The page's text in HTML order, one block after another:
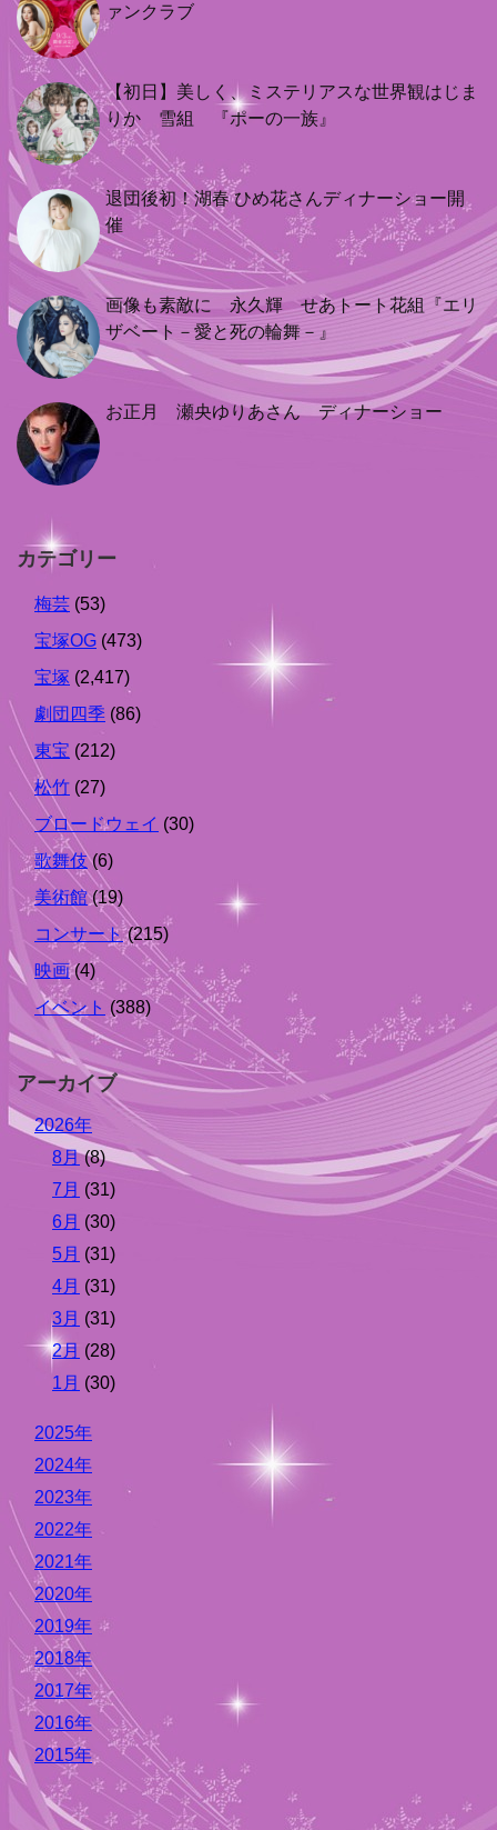
ァンクラブ
【初日】美しく、ミステリアスな世界観はじま
りか 雪組 『ポーの一族』
退団後初！湖春 ひめ花さんディナーショー開
催
画像も素敵に 永久輝 せあトート花組『エリ
ザベート－愛と死の輪舞－』
お正月 瀬央ゆりあさん ディナーショー
カテゴリー
梅芸 (53)
宝塚OG (473)
宝塚 (2,417)
劇団四季 (86)
東宝 (212)
松竹 (27)
ブロードウェイ (30)
歌舞伎(6)
美術館(19)
コンサート(215)
映画(4)
イベント (388)
アーカイブ
2026年
8月(8)
7月 (31)
6月 (30)
5月 (31)
4月 (31)
3月 (31)
2月 (28)
1月 (30)
2025年
2024年
2023年
2022年
2021年
2020年
2019年
2018年
2017年
2016年
2015年